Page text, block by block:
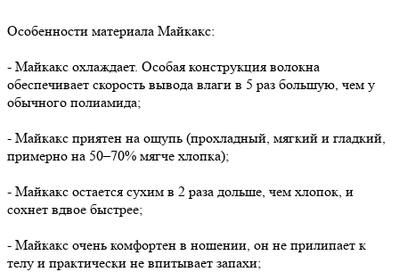
Особенности материала Майкакс:
- Майкакс охлаждает. Особая конструкция волокна
обеспечивает скорость вывода влаги в 5 раз большую, чем у
обычного полиамида;
- Майкакс приятен на ощупь (прохладный, мягкий и гладкий,
примерно на 50–70% мягче хлопка);
- Майкакс остается сухим в 2 раза дольше, чем хлопок, и
сохнет вдвое быстрее;
- Майкакс очень комфортен в ношении, он не прилипает к
телу и практически не впитывает запахи;